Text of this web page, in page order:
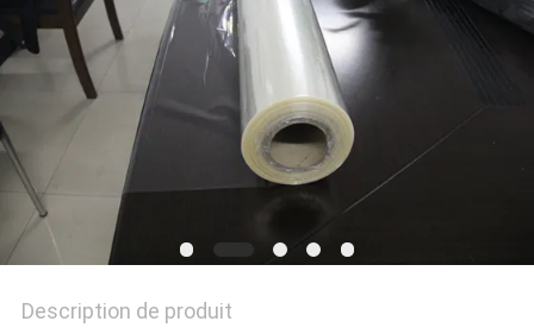
PRIVACY
POLICY
Description de produit